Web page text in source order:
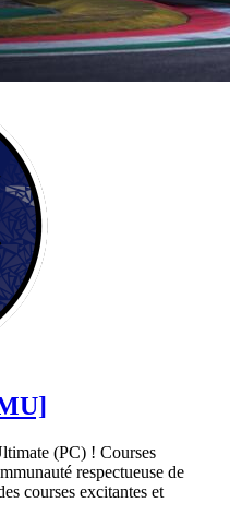
(PC) ! Courses
respectueuse de
courses excitantes et